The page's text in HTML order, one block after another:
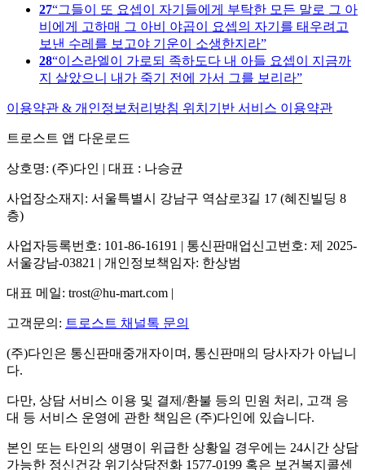
27 그들이 또 요셉이 자기들에게 부탁한 모든 말로 그 아
비에게 고하매 그 아비 야곱이 요셉의 자기를 태우려고
보낸 수레를 보고야 기운이 소생한지라
28 이스라엘이 가로되 족하도다 내 아들 요셉이 지금까
지 살았으니 내가 죽기 전에 가서 그를 보리라
이용약관 & 개인정보처리방침 위치기반 서비스 이용약관
트로스트 앱 다운로드
상호명: (주)다인 | 대표 : 나승균
사업장소재지: 서울특별시 강남구 역삼로3길 17 (혜진빌딩 8
층)
사업자등록번호: 101-86-16191 | 통신판매업신고번호: 제 2025-
서울강남-03821 | 개인정보책임자: 한상범
대표 메일: trost@hu-mart.com |
고객문의: 트로스트 채널톡 문의
(주)다인은 통신판매중개자이며, 통신판매의 당사자가 아닙니
다.
다만, 상담 서비스 이용 및 결제/환불 등의 민원 처리, 고객 응
대 등 서비스 운영에 관한 책임은 (주)다인에 있습니다.
본인 또는 타인의 생명이 위급한 상황일 경우에는 24시간 상담
가능한 정신건강 위기상담전화 1577-0199 혹은 보건복지콜센